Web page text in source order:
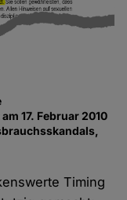
17. Februar 2010
Timing